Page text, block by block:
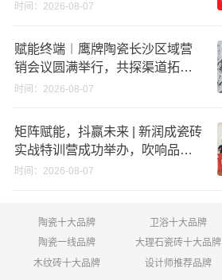
时间：2026-08-07
赋能终端︱鹰牌陶瓷长沙区域营
销会议圆满举行，共探渠道拓展
与门店升级新路径
时间：2026-08-07
矩阵赋能，抖赢未来 | 新润成瓷砖
实战特训营成功举办，吹响品牌
秋季营销冲锋号！
时间：2026-08-07
陶瓷十大品牌 卫浴十大品牌
陶瓷一线品牌
大理石瓷砖十大品牌
木纹砖十大品牌
设计师推荐品牌